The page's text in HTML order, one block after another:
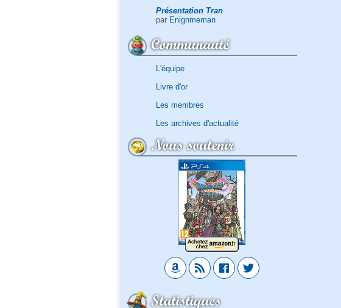
Présentation Tran
par Enignmeman
Communauté
L'équipe
Livre d'or
Les membres
Les archives d'actualité
Nous soutenir
Statistiques